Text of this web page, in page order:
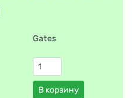
Gates
В корзину